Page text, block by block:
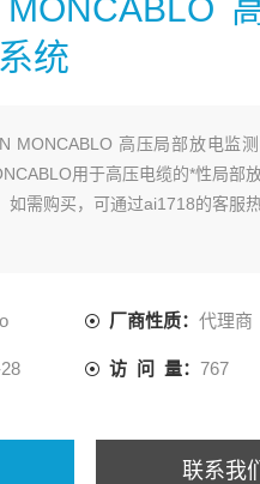
MONCABLO
统
MONCABLO 高压局部放电监
用于高压电缆的*性局部
如需购买，可通过ai1718的客服
厂商性质：代理商
访 问 量：767
联系我们